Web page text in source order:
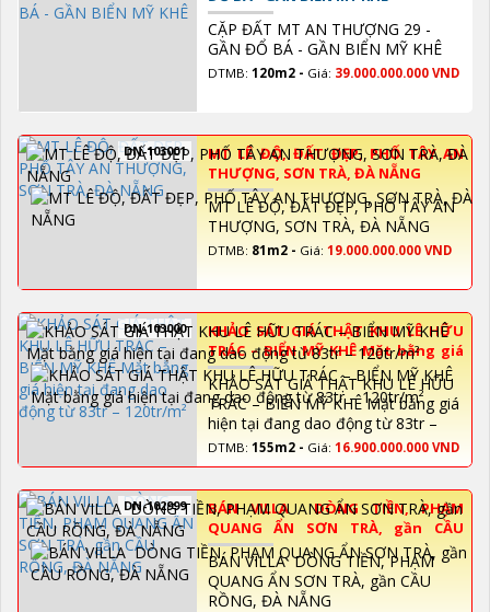
CẶP ĐẤT MT AN THƯỢNG 29 -
GẦN ĐỔ BÁ - GẦN BIỂN MỸ KHÊ
DTMB: 120m2 - Giá: 39.000.000.000 VND
DN-103001
MT LÊ ĐỘ, ĐẤT ĐẸP, PHỐ TÂY AN
THƯỢNG, SƠN TRÀ, ĐÀ NẴNG
MT LÊ ĐỘ, ĐẤT ĐẸP, PHỐ TÂY AN
THƯỢNG, SƠN TRÀ, ĐÀ NẴNG
DTMB: 81m2 - Giá: 19.000.000.000 VND
DN-103000
KHẢO SÁT GIÁ THẬT KHU LÊ HỮU
TRÁC – BIỂN MỸ KHÊ Mặt bằng giá
hiện tại đang dao động từ 83tr –
120tr/m²
KHẢO SÁT GIÁ THẬT KHU LÊ HỮU
TRÁC – BIỂN MỸ KHÊ Mặt bằng giá
hiện tại đang dao động từ 83tr –
120tr/m²
DTMB: 155m2 - Giá: 16.900.000.000 VND
DN-102999
BÁN VILLA DÒNG TIỀN, PHẠM
QUANG ẨN SƠN TRÀ, gần CẦU
RỒNG, ĐÀ NẴNG
BÁN VILLA DÒNG TIỀN, PHẠM
QUANG ẨN SƠN TRÀ, gần CẦU
RỒNG, ĐÀ NẴNG